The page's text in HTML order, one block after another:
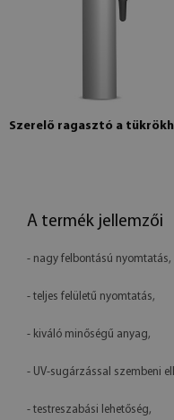
Szerelő ragasztó a
A termék jellemzői
- nagy felbontású nyomtatás,
- teljes felületű nyomtatás,
- kiváló minőségű anyag,
- UV-sugárzással szembeni
- testreszabási lehetőség,